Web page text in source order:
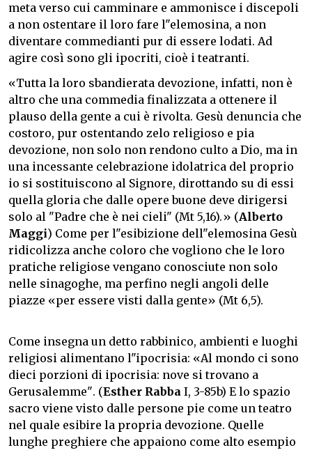
meta verso cui camminare e ammonisce i discepoli
a non ostentare il loro fare l"elemosina, a non
diventare commedianti pur di essere lodati. Ad
agire così sono gli ipocriti, cioè i teatranti.
«Tutta la loro sbandierata devozione, infatti, non è
altro che una commedia finalizzata a ottenere il
plauso della gente a cui è rivolta. Gesù denuncia che
costoro, pur ostentando zelo religioso e pia
devozione, non solo non rendono culto a Dio, ma in
una incessante celebrazione idolatrica del proprio
io si sostituiscono al Signore, dirottando su di essi
quella gloria che dalle opere buone deve dirigersi
solo al "Padre che è nei cieli" (Mt 5,16).» (Alberto
Maggi) Come per l"esibizione dell"elemosina Gesù
ridicolizza anche coloro che vogliono che le loro
pratiche religiose vengano conosciute non solo
nelle sinagoghe, ma perfino negli angoli delle
piazze «per essere visti dalla gente» (Mt 6,5).
Come insegna un detto rabbinico, ambienti e luoghi
religiosi alimentano l"ipocrisia: «Al mondo ci sono
dieci porzioni di ipocrisia: nove si trovano a
Gerusalemme". (Esther Rabba I, 3-85b) E lo spazio
sacro viene visto dalle persone pie come un teatro
nel quale esibire la propria devozione. Quelle
lunghe preghiere che appaiono come alto esempio